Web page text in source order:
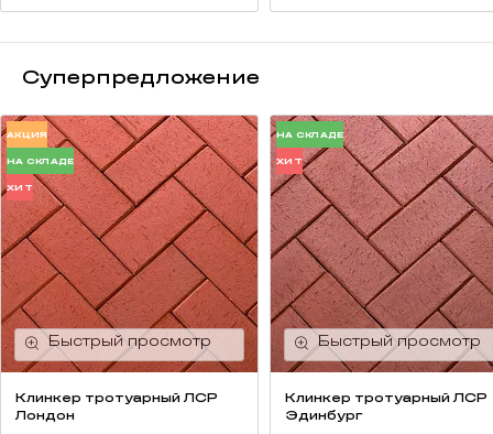
Суперпредложение
АКЦИЯ
НА СКЛАДЕ
ХИТ
Клинкер тротуарный ЛСР
Лондон
НА СКЛАДЕ
ХИТ
Клинкер тротуарный ЛСР
Эдинбург